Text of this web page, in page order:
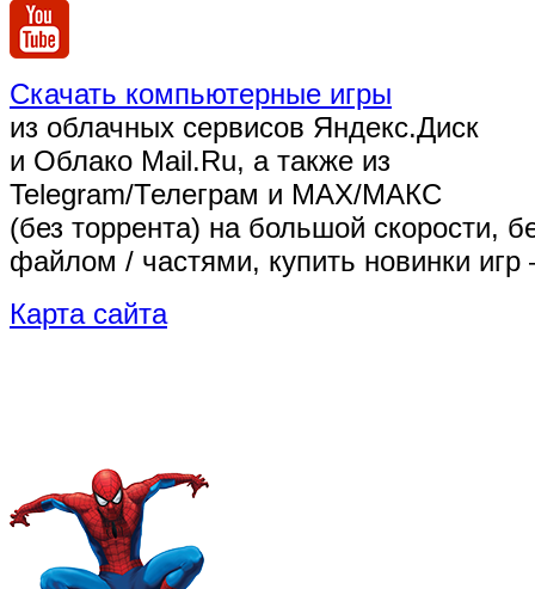
Скачать компьютерные игры
из облачных сервисов Яндекс.Диск
и Облако Mail.Ru, а также из
Telegram/Телеграм и MAX/МАКС
(без торрента) на большой скорости,
файлом / частями, купить новинки
Карта сайта